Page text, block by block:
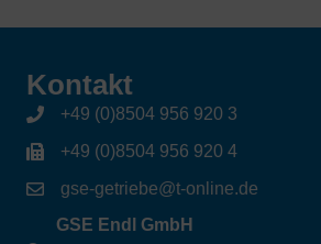
Kontakt
+49 (0)8504 956 920 3
+49 (0)8504 956 920 4
gse-getriebe@t-online.de
GSE Endl GmbH